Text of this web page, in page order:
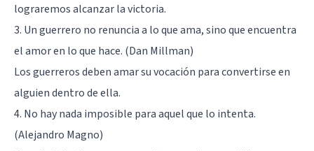
lograremos alcanzar la victoria.
3. Un guerrero no renuncia a lo que ama, sino que encuentra
el amor en lo que hace. (Dan Millman)
Los guerreros deben amar su vocación para convertirse en
alguien dentro de ella.
4. No hay nada imposible para aquel que lo intenta.
(Alejandro Magno)